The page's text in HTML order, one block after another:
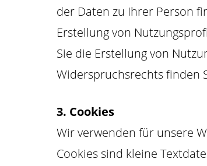
der Daten zu Ihrer Person
Erstellung von
Sie die Erstellung von
Widerspruchsrechts finden
3. Cookies
Wir verwenden für unsere
Cookies sind kleine